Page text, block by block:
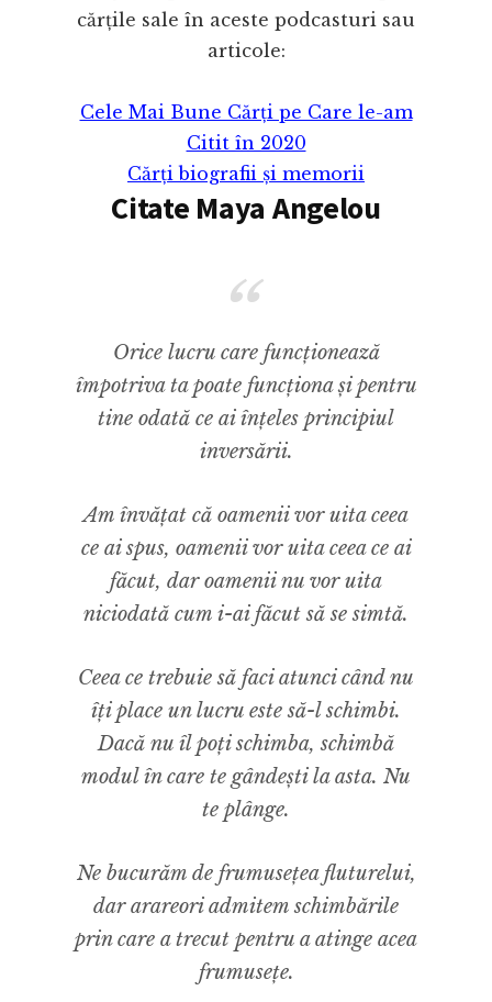
cărțile sale în aceste podcasturi sau
articole:
Cele Mai Bune Cărți pe Care le-am
Citit în 2020
Cărți biografii și memorii
Citate Maya Angelou
Orice lucru care funcționează
împotriva ta poate funcționa și pentru
tine odată ce ai înțeles principiul
inversării.
Am învățat că oamenii vor uita ceea
ce ai spus, oamenii vor uita ceea ce ai
făcut, dar oamenii nu vor uita
niciodată cum i-ai făcut să se simtă.
Ceea ce trebuie să faci atunci când nu
îți place un lucru este să-l schimbi.
Dacă nu îl poți schimba, schimbă
modul în care te gândești la asta. Nu
te plânge.
Ne bucurăm de frumusețea fluturelui,
dar arareori admitem schimbările
prin care a trecut pentru a atinge acea
frumusețe.